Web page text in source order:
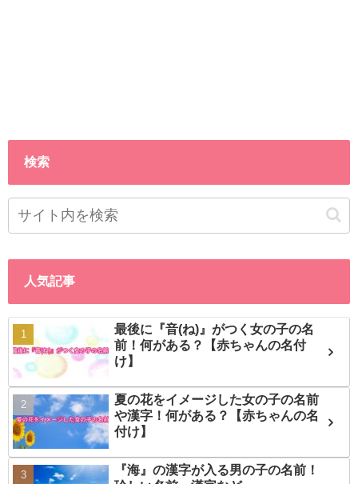
検索
人気記事
最後に『音(ね)』がつく女の子の名
前！何がある？【赤ちゃんの名付
け】
夏の花をイメージした女の子の名前
や漢字！何がある？【赤ちゃんの名
付け】
『海』の漢字が入る男の子の名前！